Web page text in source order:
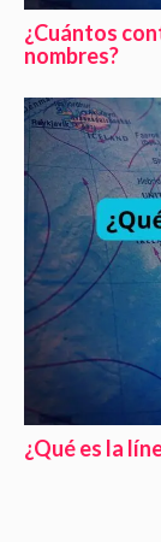
¿Cuántos
nombres?
¿Qué es la